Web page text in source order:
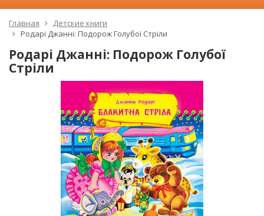
Главная
Детские книги
Родарі Джанні: Подорож Голубої Стріли
Родарі Джанні: Подорож Голубої
Стріли